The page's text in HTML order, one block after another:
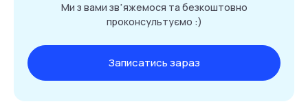
Ми з вами звʼяжемося та безкоштовно
проконсультуємо :)
Записатись зараз